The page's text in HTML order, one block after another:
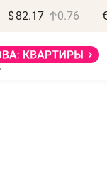
$ 82.17 0.76